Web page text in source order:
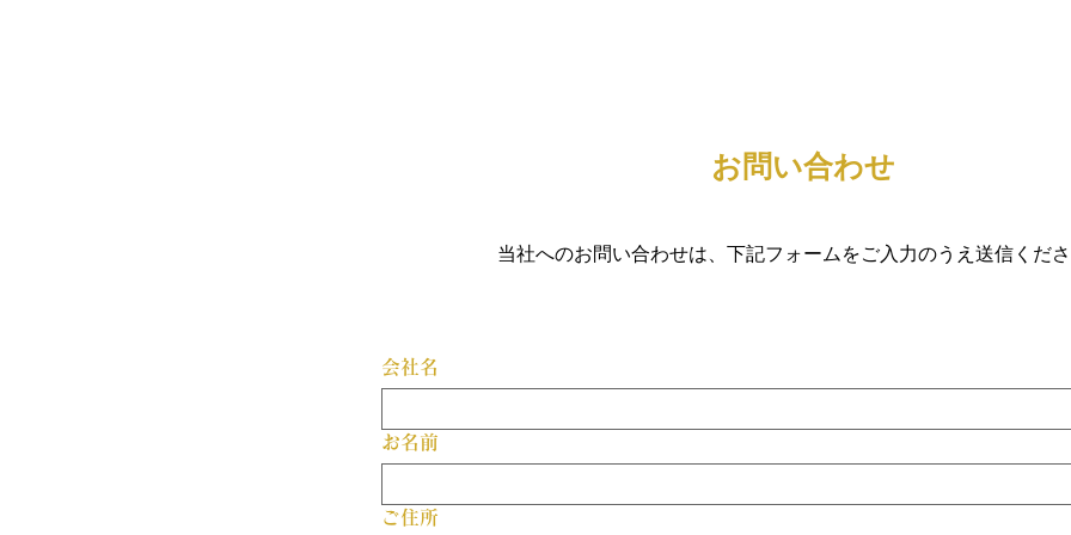
お問い合わせ
当社へのお問い合わせは、​下記フォームをご入力のうえ送信くだ
会社名
お名前
ご住所